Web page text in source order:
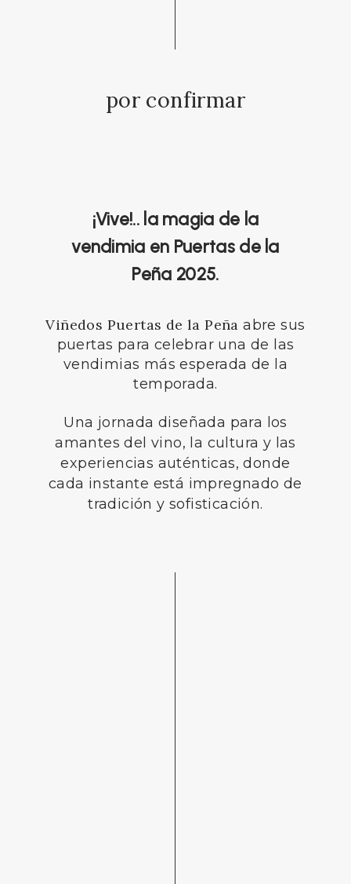
por confirmar
¡Vive!.. la magia de la
vendimia en Puertas de la
Peña 2025.
Viñedos Puertas de la Peña abre sus
puertas para celebrar una de las
vendimias más esperada de la
temporada.
Una jornada diseñada para los
amantes del vino, la cultura y las
experiencias auténticas, donde
cada instante está impregnado de
tradición y sofisticación.